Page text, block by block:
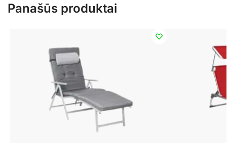
Panašūs produktai